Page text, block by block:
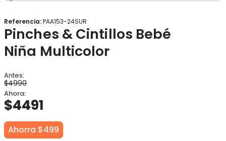
Referencia:PAA153-24SUR
Pinches & Cintillos Bebé
Niña Multicolor
$4990
$4491
Ahorra $499
6 .
zapatillas